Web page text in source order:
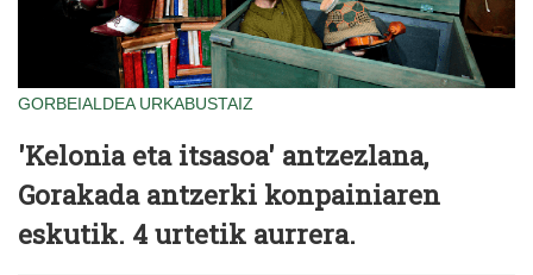
GORBEIALDEA URKABUSTAIZ
'Kelonia eta itsasoa' antzezlana,
Gorakada antzerki konpainiaren
eskutik. 4 urtetik aurrera.